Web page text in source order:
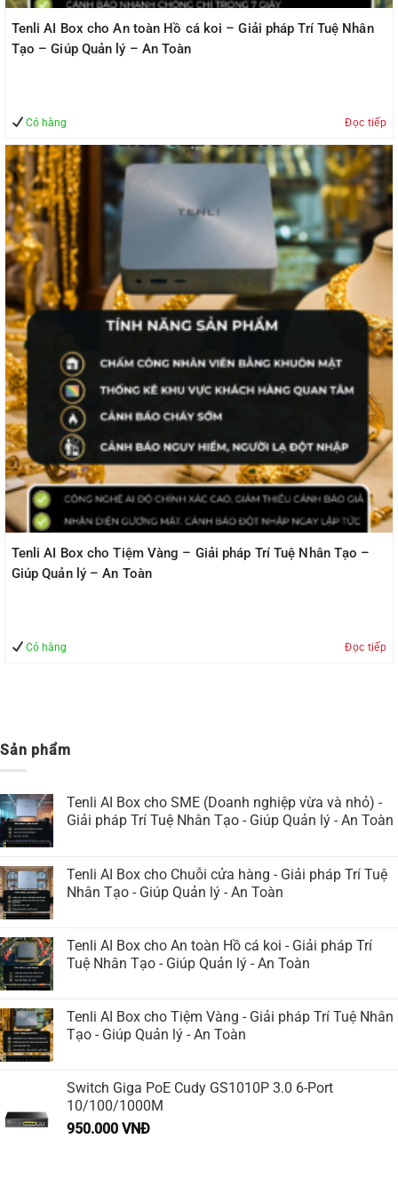
Tenli AI Box cho An toàn Hồ cá koi – Giải pháp Trí Tuệ Nhân
Tạo – Giúp Quản lý – An Toàn
Có hàng Đọc tiếp
Tenli AI Box cho Tiệm Vàng – Giải pháp Trí Tuệ Nhân Tạo –
Giúp Quản lý – An Toàn
Có hàng Đọc tiếp
Sản phẩm
Tenli AI Box cho SME (Doanh nghiệp vừa và nhỏ) -
Giải pháp Trí Tuệ Nhân Tạo - Giúp Quản lý - An Toàn
Tenli AI Box cho Chuỗi cửa hàng - Giải pháp Trí Tuệ
Nhân Tạo - Giúp Quản lý - An Toàn
Tenli AI Box cho An toàn Hồ cá koi - Giải pháp Trí
Tuệ Nhân Tạo - Giúp Quản lý - An Toàn
Tenli AI Box cho Tiệm Vàng - Giải pháp Trí Tuệ Nhân
Tạo - Giúp Quản lý - An Toàn
Switch Giga PoE Cudy GS1010P 3.0 6-Port
10/100/1000M
950.000 VNĐ